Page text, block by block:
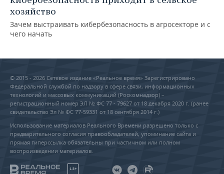
хозяйство
Зачем выстраивать кибербезопасность в агросекторе и с
чего начать
© 2015 - 2026 Сетевое издание «Реальное время» Зарегистрировано
Федеральной службой по надзору в сфере связи, информационных
технологий и массовых коммуникаций (Роскомнадзор) –
регистрационный номер ЭЛ № ФС 77 - 79627 от 18 декабря 2020 г. (ранее
свидетельство Эл № ФС 77-59331 от 18 сентября 2014 г.)
Использование материалов Реального Времени разрешено только с
предварительного согласия правообладателей, упоминание сайта и
прямая гиперссылка обязательны при частичном или полном
воспроизведении материалов.
18+